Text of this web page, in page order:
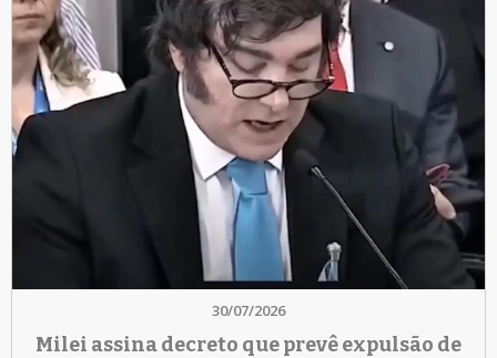
30/07/2026
Milei assina decreto que prevê expulsão de